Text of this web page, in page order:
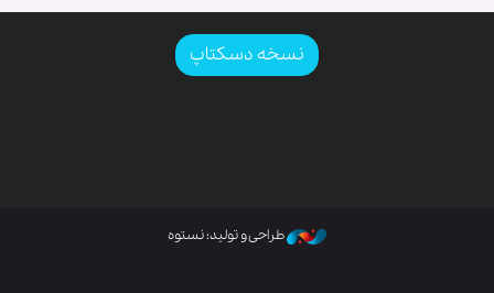
نسخه دسکتاپ
طراحی و تولید: نستوه